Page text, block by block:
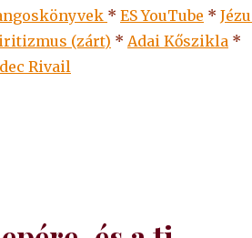
* ESYouTube *
(zárt) * Adai Kőszikla *
Rivail